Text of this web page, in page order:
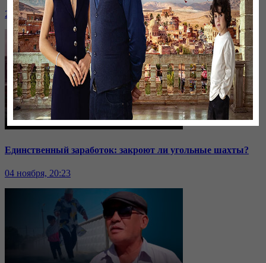
24 ноября, 20:43
Единственный заработок: закроют ли угольные шахты?
04 ноября, 20:23